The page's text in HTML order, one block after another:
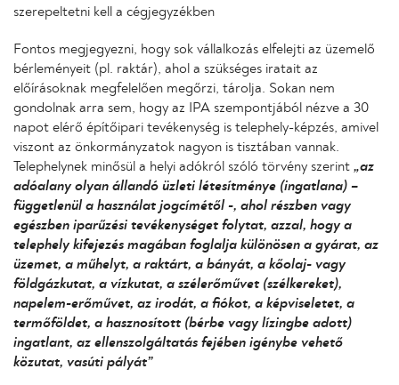
szerepeltetni kell a cégjegyzékben
Fontos megjegyezni, hogy sok vállalkozás elfelejti az üzemelő
bérleményeit (pl. raktár), ahol a szükséges iratait az
előírásoknak megfelelően megőrzi, tárolja. Sokan nem
gondolnak arra sem, hogy az IPA szempontjából nézve a 30
napot elérő építőipari tevékenység is telephely-képzés, amivel
viszont az önkormányzatok nagyon is tisztában vannak.
Telephelynek minősül a helyi adókról szóló törvény szerint „az
adóalany olyan állandó üzleti létesítménye (ingatlana) –
függetlenül a használat jogcímétől -, ahol részben vagy
egészben iparűzési tevékenységet folytat, azzal, hogy a
telephely kifejezés magában foglalja különösen a gyárat, az
üzemet, a műhelyt, a raktárt, a bányát, a kőolaj- vagy
földgázkutat, a vízkutat, a szélerőművet (szélkereket),
napelem-erőművet, az irodát, a fiókot, a képviseletet, a
termőföldet, a hasznosított (bérbe vagy lízingbe adott)
ingatlant, az ellenszolgáltatás fejében igénybe vehető
közutat, vasúti pályát”